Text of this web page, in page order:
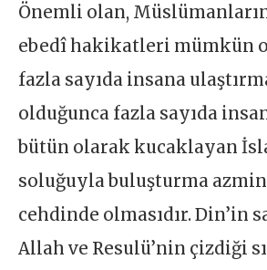
Önemli olan,
ebedî hakikatleri mümkün
fazla sayıda insana
olduğunca fazla sayıda
bütün olarak kucaklayan
soluğuyla buluşturma
cehdinde olmasıdır. Din’in
Allah ve Resulü’nin çizdiği